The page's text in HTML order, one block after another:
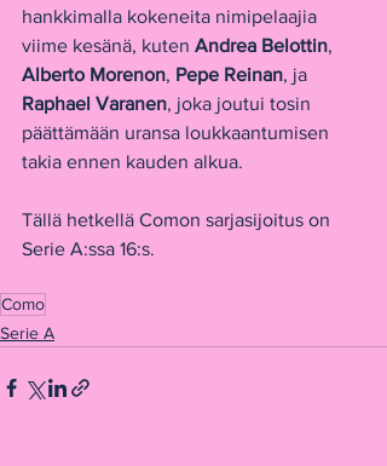
hankkimalla kokeneita nimipelaajia
viime kesänä, kuten Andrea Belottin,
Alberto Morenon, Pepe Reinan, ja
Raphael Varanen, joka joutui tosin
päättämään uransa loukkaantumisen
takia ennen kauden alkua.
Tällä hetkellä Comon sarjasijoitus on
Serie A:ssa 16:s.
Como
Serie A